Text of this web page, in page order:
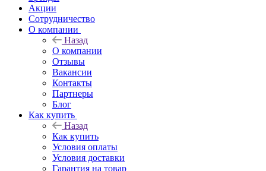
Акции
Сотрудничество
О компании
Назад
О компании
Отзывы
Вакансии
Контакты
Партнеры
Блог
Как купить
Назад
Как купить
Условия оплаты
Условия доставки
Гарантия на товар